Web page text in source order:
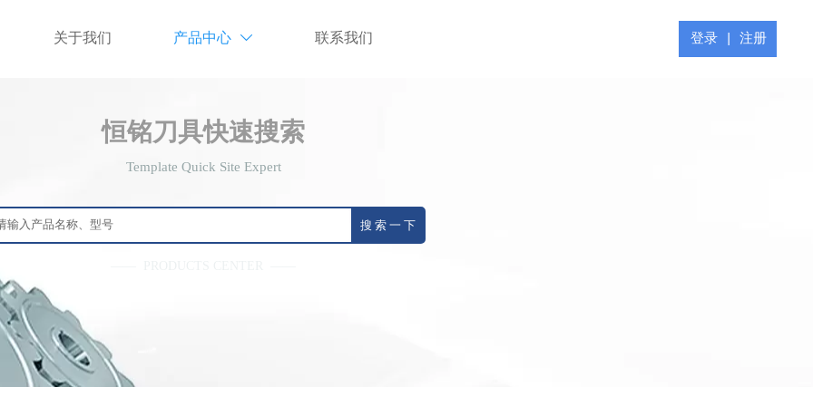
关于我们 产品中心  联系我们 登录 | 注册
恒铭刀具快速搜索
Template Quick Site Expert
搜 索 一 下